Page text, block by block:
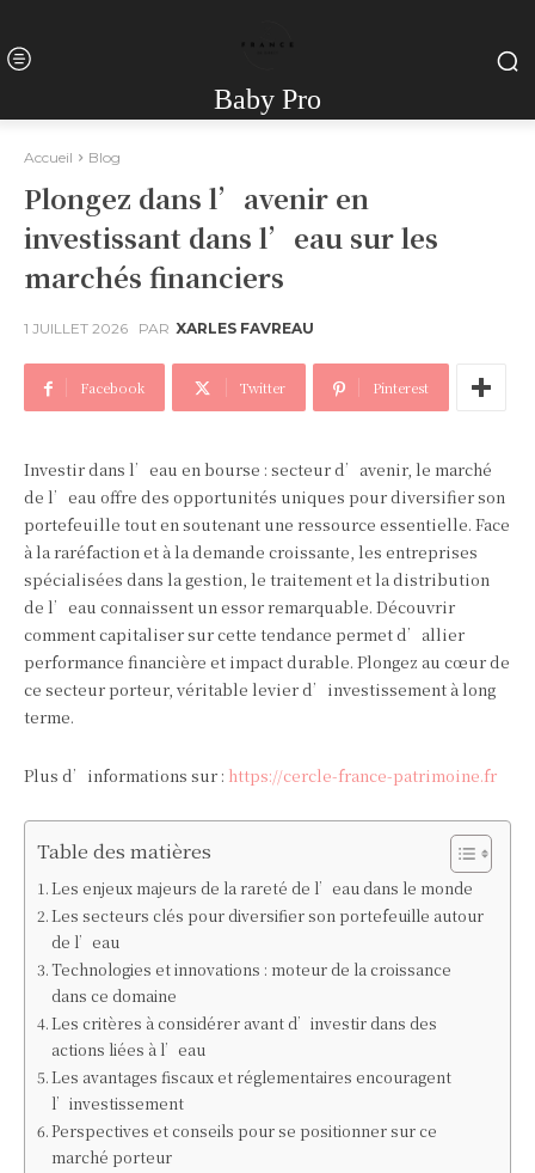
Baby Pro
Accueil Blog
Plongez dans l’avenir en
investissant dans l’eau sur les
marchés financiers
1 JUILLET 2026 PAR XARLES FAVREAU
Facebook Twitter Pinterest
Investir dans l’eau en bourse : secteur d’avenir, le marché
de l’eau offre des opportunités uniques pour diversifier son
portefeuille tout en soutenant une ressource essentielle. Face
à la raréfaction et à la demande croissante, les entreprises
spécialisées dans la gestion, le traitement et la distribution
de l’eau connaissent un essor remarquable. Découvrir
comment capitaliser sur cette tendance permet d’allier
performance financière et impact durable. Plongez au cœur de
ce secteur porteur, véritable levier d’investissement à long
terme.
Plus d’informations sur : https://cercle-france-patrimoine.fr
Table des matières
Les enjeux majeurs de la rareté de l’eau dans le monde
Les secteurs clés pour diversifier son portefeuille autour
de l’eau
Technologies et innovations : moteur de la croissance
dans ce domaine
Les critères à considérer avant d’investir dans des
actions liées à l’eau
Les avantages fiscaux et réglementaires encouragent
l’investissement
Perspectives et conseils pour se positionner sur ce
marché porteur